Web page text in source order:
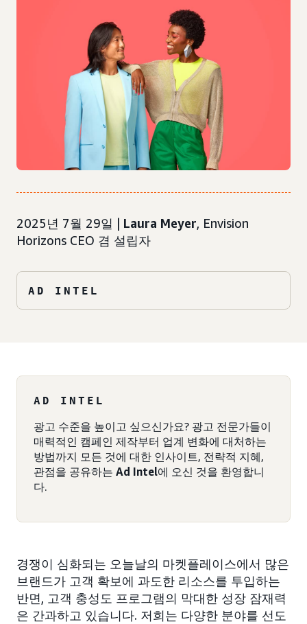
2025년 7월 29일 | Laura Meyer, Envision
Horizons CEO 겸 설립자
AD INTEL
AD INTEL
광고 수준을 높이고 싶으신가요? 광고 전문가들이
매력적인 캠페인 제작부터 업계 변화에 대처하는
방법까지 모든 것에 대한 인사이트, 전략적 지혜,
관점을 공유하는 Ad Intel에 오신 것을 환영합니
다.
경쟁이 심화되는 오늘날의 마켓플레이스에서 많은
브랜드가 고객 확보에 과도한 리소스를 투입하는
반면, 고객 충성도 프로그램의 막대한 성장 잠재력
은 간과하고 있습니다. 저희는 다양한 분야를 선도